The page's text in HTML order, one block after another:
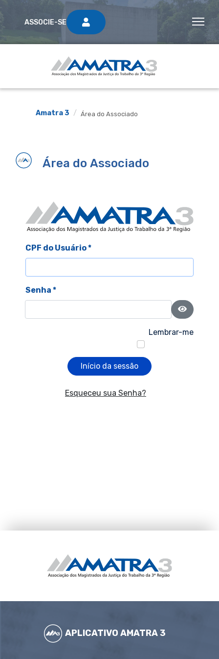
ASSOCIE-SE
Amatra 3 Área do Associado
Área do Associado
CPF do Usuário*
Senha *
Mostrar
Lembrar-me
Início da sessão
Esqueceu sua Senha?
APLICATIVO AMATRA 3